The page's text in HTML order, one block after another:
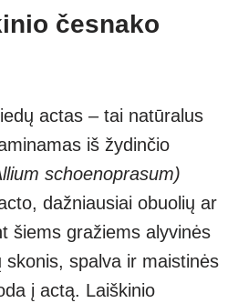
česnako
actas – tai natūralus
iš žydinčio
schoenoprasum)
dažniausiai obuolių ar
šiems gražiems alyvinės
skonis, spalva ir maistinės
į actą. Laiškinio